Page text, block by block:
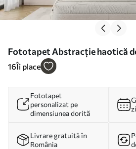
Fototapet Abstracție haotică
geometrice, roz, albastru,
16Îi place
Fototapet
personalizat pe
dimensiunea dorită
Livrare gratuită în
România